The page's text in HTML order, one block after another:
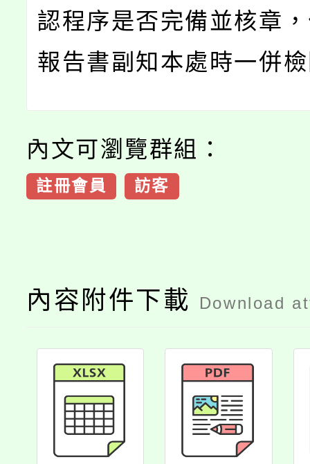
認程序是否完備並核章
報告書副知本處時一併
內文可瀏覽群組：
註冊會員 訪客
內容附件下載 Download